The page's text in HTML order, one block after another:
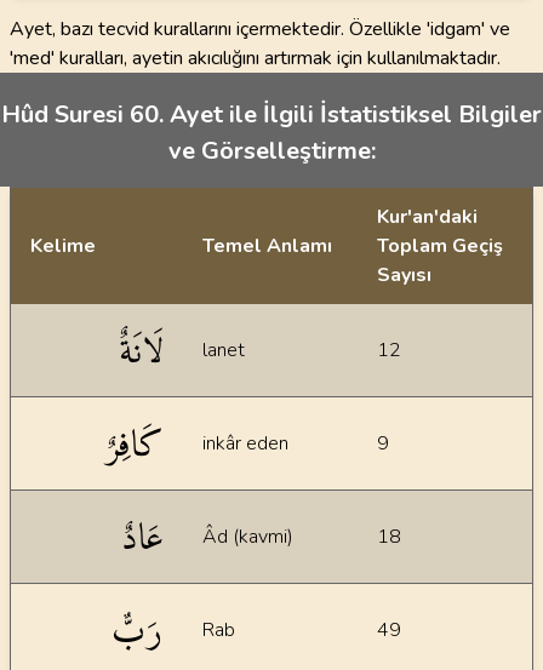
Ayet, bazı tecvid kurallarını içermektedir. Özellikle 'idgam' ve
'med' kuralları, ayetin akıcılığını artırmak için kullanılmaktadır.
Hûd Suresi 60. Ayet ile İlgili İstatistiksel Bilgiler
ve Görselleştirme:
Kelime Temel Anlamı
Kur'an'daki
Toplam Geçiş
Sayısı
لَانَةٌ lanet 12
كَافِرٌ inkâr eden 9
عَادٌ Âd (kavmi) 18
رَبٌّ Rab 49